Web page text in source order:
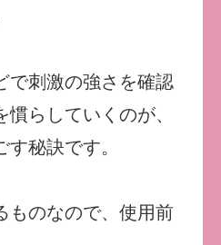
で刺激の強さを確認
らしていくのが、
秘訣です。
ものなので、使用前